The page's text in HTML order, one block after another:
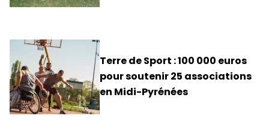
Terre de Sport : 100 000 euros
pour soutenir 25 associations
en Midi-Pyrénées